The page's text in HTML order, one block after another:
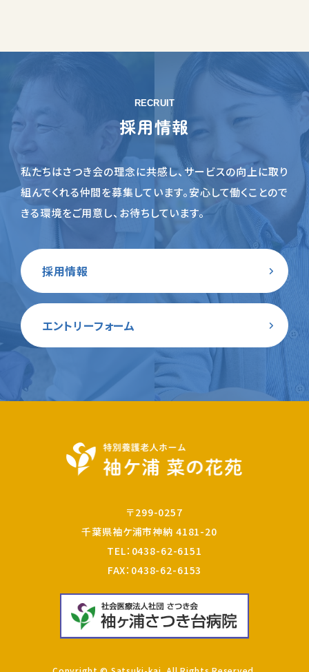
RECRUIT
採用情報
私たちはさつき会の理念に共感し、サービスの向上に取り
組んでくれる仲間を募集しています。安心して働くことので
きる環境をご用意し、お待ちしています。
採用情報
エントリーフォーム
〒299-0257
千葉県袖ケ浦市神納 4181-20
TEL： 0438-62-6151
FAX：0438-62-6153